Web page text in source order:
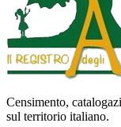
Censimento,
sul territorio italiano.